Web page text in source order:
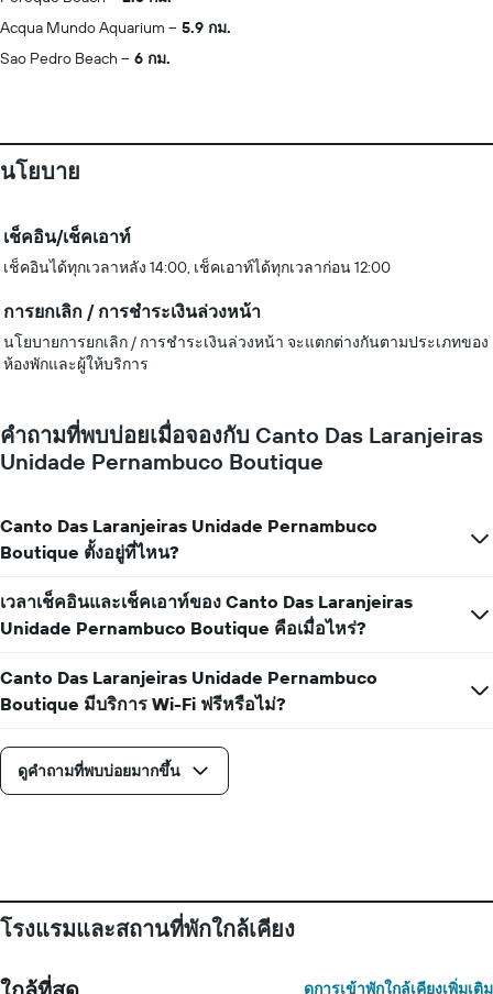
Acqua Mundo Aquarium
5.9 กม.
Sao Pedro Beach
6 กม.
นโยบาย
เช็คอิน/เช็คเอาท์
เช็คอินได้ทุกเวลาหลัง 14:00, เช็คเอาท์ได้ทุกเวลาก่อน 12:00
การยกเลิก / การชำระเงินล่วงหน้า
นโยบายการยกเลิก / การชำระเงินล่วงหน้า จะแตกต่างกันตามประเภทของ
ห้องพักและผู้ให้บริการ
คำถามที่พบบ่อยเมื่อจองกับ Canto Das Laranjeiras
Unidade Pernambuco Boutique
Canto Das Laranjeiras Unidade Pernambuco
Boutique ตั้งอยู่ที่ไหน?
เวลาเช็คอินและเช็คเอาท์ของ Canto Das Laranjeiras
Unidade Pernambuco Boutique คือเมื่อไหร่?
Canto Das Laranjeiras Unidade Pernambuco
Boutique มีบริการ Wi-Fi ฟรีหรือไม่?
ดูคำถามที่พบบ่อยมากขึ้น
โรงแรมและสถานที่พักใกล้เคียง
ดูการเข้าพักใกล้เคียงเพิ่มเติม